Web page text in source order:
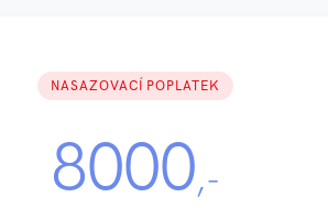
NASAZOVACÍ POPLATEK
8000,-